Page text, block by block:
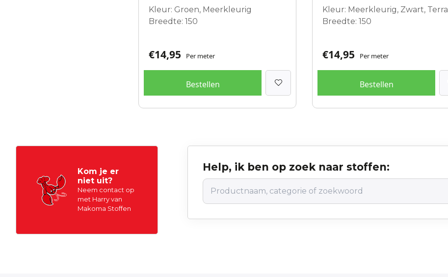
Kleur: Groen, Meerkleurig
Breedte: 150
€14,95 Per meter
Bestellen
Kleur: Meerkleurig, Zwart, Terra
Breedte: 150
€14,95 Per meter
Bestellen
Kom je er
niet uit?
Neem contact op
met Harry van
Makoma Stoffen
Help, ik ben op zoek naar stoffen: